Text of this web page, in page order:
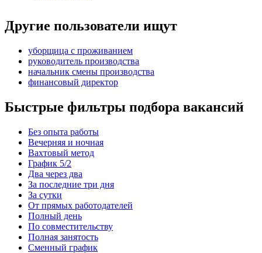
Другие пользователи ищут
уборщица с проживанием
руководитель производства
начальник смены производства
финансовый директор
Быстрые фильтры подбора вакансий
Без опыта работы
Вечерняя и ночная
Вахтовый метод
График 5/2
Два через два
За последние три дня
За сутки
От прямых работодателей
Полный день
По совместительству
Полная занятость
Сменный график